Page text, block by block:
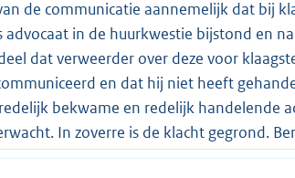
de communicatie aannemelijk dat bij
in de huurkwestie bijstond en
dat verweerder over deze voor
en dat hij niet heeft
bekwame en redelijk handelende
In zoverre is de klacht gegrond.